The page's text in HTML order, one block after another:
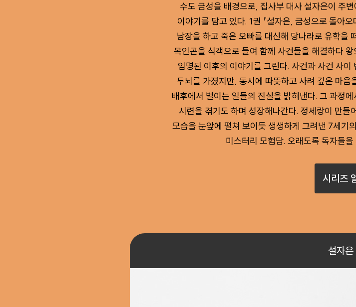
수도 금성을 배경으로, 집사부 대사 설자은이 주
이야기를 담고 있다. 1권 『설자은, 금성으로 돌아
남장을 하고 죽은 오빠를 대신해 당나라로 유학을
목인곤을 식객으로 들여 함께 사건들을 해결하다
임명된 이후의 이야기를 그린다. 사건과 사건 사
두뇌를 가졌지만, 동시에 따뜻하고 사려 깊은 마
배후에서 벌이는 일들의 진실을 밝혀낸다. 그 과정
시련을 겪기도 하며 성장해나간다. 정세랑이 만
모습을 눈앞에 펼쳐 보이듯 생생하게 그려낸 7세기
미스터리 모험담. 오래도록 독자들
시리즈
설자은